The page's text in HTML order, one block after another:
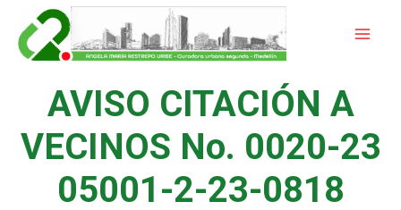
contenido
AVISO CITACIÓN A
VECINOS No. 0020-23
05001-2-23-0818